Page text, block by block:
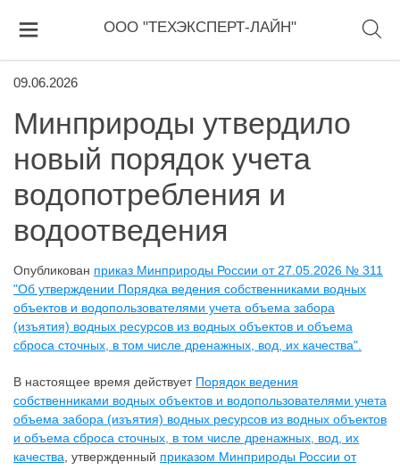
ООО "ТЕХЭКСПЕРТ-ЛАЙН"
09.06.2026
Минприроды утвердило
новый порядок учета
водопотребления и
водоотведения
Опубликован приказ Минприроды России от 27.05.2026 № 311
"Об утверждении Порядка ведения собственниками водных
объектов и водопользователями учета объема забора
(изъятия) водных ресурсов из водных объектов и объема
сброса сточных, в том числе дренажных, вод, их качества".
В настоящее время действует Порядок ведения
собственниками водных объектов и водопользователями учета
объема забора (изъятия) водных ресурсов из водных объектов
и объема сброса сточных, в том числе дренажных, вод, их
качества , утвержденный приказом Минприроды России от